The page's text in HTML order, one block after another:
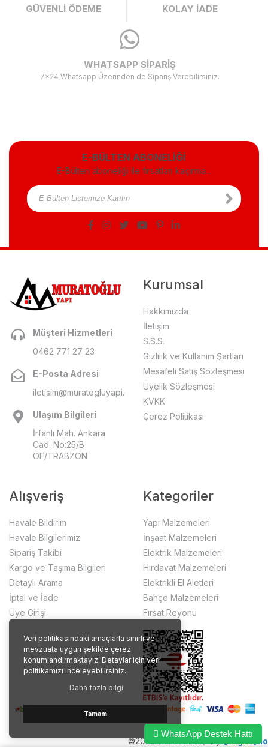
Veri politikasındaki amaçlarla sınırlı ve
mevzuata uygun şekilde çerez
konumlandırmaktayız. Detaylar için veri
politikamızı inceleyebilirsiniz.
Daha fazla bilgi
Tamam
GÜVENLİ ÖDEME KOLAY İADE
WHATSAPP SİPARİŞ
7x24 Whatsapp Üzerinden de Sipariş Verebilirsiniz.
E-BÜLTEN ABONELİĞİ
E-Bülten aboneliği ile fırsatları kaçırma...
Müşteri Hizmetleri
0462 771 27 23
E-Posta Adresi
iletisim@muratogluyapi.com
Ulaşım Bilgileri
İrfanlı Mah. Ankara
Cad. No:25/B
OF/TRABZON
Kurumsal
Hakkımızda
İletişim
S.S.S.
Gizlilik ve Kullanım Şartları
Mesafeli Satış Sözleşmesi
Üyelik Sözleşmesi
KVKK
Çerez Politikası
Alışveriş
Havale Bildirim
Havale Bilgilerimiz
Sipariş Takibi
Kargo ve Taşıma Bilgileri
Detaylı Arama
İptal ve İade
Üye Girişi
Kategoriler
Yapı Malzemeleri
İnşaat Malzemeleri
Elektrik Malzemeleri
Hırdavat Malzemeleri
Elektrikli El Aletleri
Bahçe Malzemeleri
Fırsat Reyonu
©2023 made with ❤️ by {akgun}.io
WhatsApp Destek Hattı